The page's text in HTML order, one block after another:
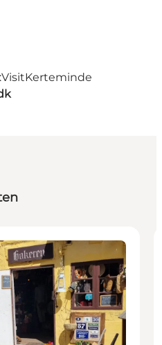
VisitKerteminde